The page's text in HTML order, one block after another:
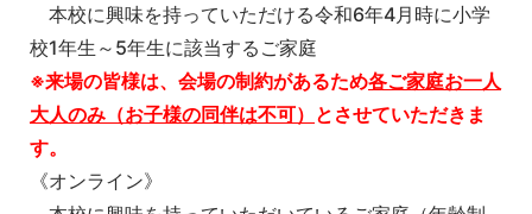
本校に興味を持っていただける令和6年4月時に小学
校1年生～5年生に該当するご家庭
※来場の皆様は、会場の制約があるため各ご家庭お一人
大人のみ（お子様の同伴は不可） とさせていただきま
す。
《オンライン》